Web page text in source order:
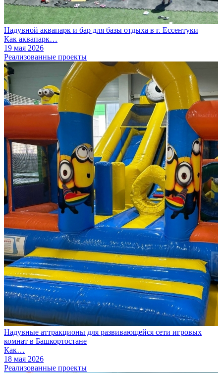
Надувной аквапарк и бар для базы отдыха в г. Ессентуки
Как аквапарк…
19 мая 2026
Реализованные проекты
Надувные аттракционы для развивающейся сети игровых
комнат в Башкортостане
Как…
18 мая 2026
Реализованные проекты